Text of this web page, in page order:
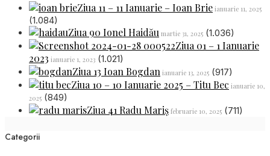
Ziua 11 – 11 Ianuarie – Ioan Brie ianuarie 11, 2025
(1.084)
Ziua 90 Ionel Haidău martie 31, 2025 (1.036)
Ziua 01 – 1 Ianuarie
2023 ianuarie 1, 2023 (1.021)
Ziua 13 Ioan Bogdan ianuarie 13, 2025 (917)
Ziua 10 – 10 Ianuarie 2025 – Titu Bec ianuarie 10,
2025 (849)
Ziua 41 Radu Mariș februarie 10, 2025 (711)
Categorii